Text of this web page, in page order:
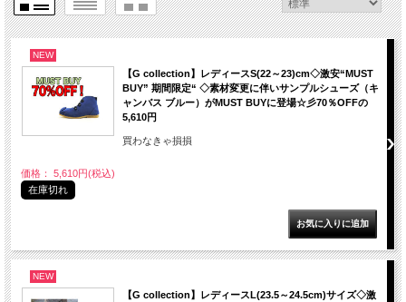
NEW
【G collection】レディースS(22～23)cm◇激安“MUST
BUY” 期間限定“ ◇素材変更に伴いサンプルシューズ（キ
ャンバス ブルー）がMUST BUYに登場☆彡70％OFFの
5,610円
買わなきゃ損損
価格： 5,610円(税込)
在庫切れ
NEW
【G collection】レディースL(23.5～24.5cm)サイズ◇激